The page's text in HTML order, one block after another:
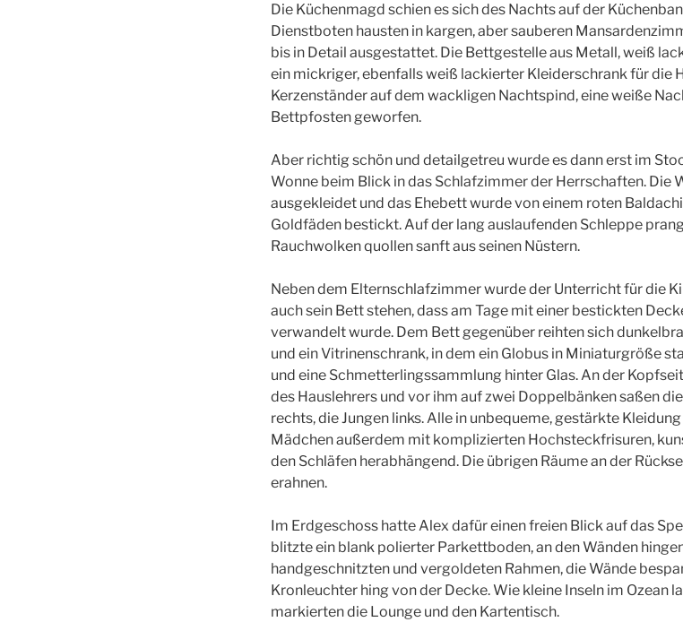
Die Küchenmagd schien es sich des Nachts auf der
Dienstboten hausten in kargen, aber sauberen
bis in Detail ausgestattet. Die Bettgestelle aus Metall, weiß
ein mickriger, ebenfalls weiß lackierter Kleiderschrank für die
Kerzenständer auf dem wackligen Nachtspind, eine weiße
Bettpfosten geworfen.
Aber richtig schön und detailgetreu wurde es dann erst im
Wonne beim Blick in das Schlafzimmer der Herrschaften. Die
ausgekleidet und das Ehebett wurde von einem roten
Goldfäden bestickt. Auf der lang auslaufenden Schleppe
Rauchwolken quollen sanft aus seinen Nüstern.
Neben dem Elternschlafzimmer wurde der Unterricht für die
auch sein Bett stehen, dass am Tage mit einer bestickten
verwandelt wurde. Dem Bett gegenüber reihten sich
und ein Vitrinenschrank, in dem ein Globus in Miniaturgröße
und eine Schmetterlingssammlung hinter Glas. An der
des Hauslehrers und vor ihm auf zwei Doppelbänken saßen
rechts, die Jungen links. Alle in unbequeme, gestärkte
Mädchen außerdem mit komplizierten Hochsteckfrisuren,
den Schläfen herabhängend. Die übrigen Räume an der
erahnen.
Im Erdgeschoss hatte Alex dafür einen freien Blick auf das
blitzte ein blank polierter Parkettboden, an den Wänden
handgeschnitzten und vergoldeten Rahmen, die Wände
Kronleuchter hing von der Decke. Wie kleine Inseln im Ozean
markierten die Lounge und den Kartentisch.